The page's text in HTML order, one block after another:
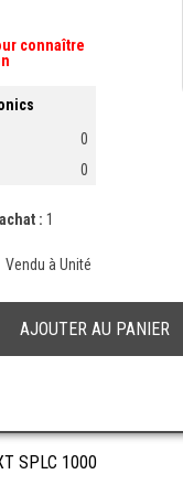
connaître
0
0
: 1
Vendu à Unité
SPLC 1000